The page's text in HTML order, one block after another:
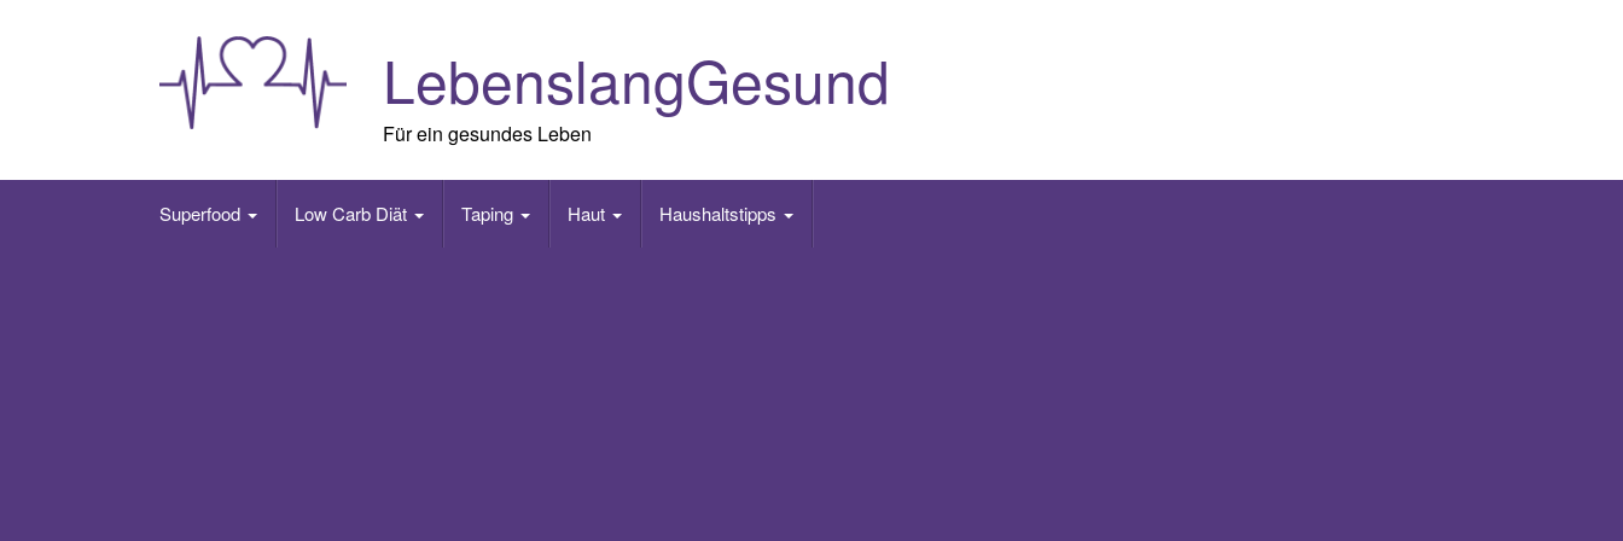
LebenslangGesund
Für ein gesundes Leben
Superfood Low Carb Diät Taping Haut Haushaltstipps